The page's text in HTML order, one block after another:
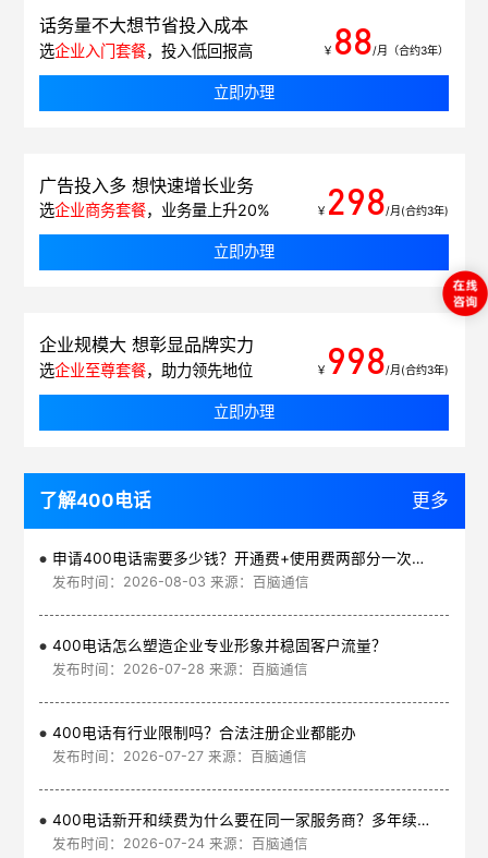
话务量不大想节省投入成本
选企业入门套餐，投入低回报高 ￥ 88/月（合约3年）
立即办理
广告投入多 想快速增长业务
选企业商务套餐，业务量上升20% ￥ 298/月(合约3年)
立即办理
企业规模大 想彰显品牌实力
选企业至尊套餐，助力领先地位 ￥ 998/月(合约3年)
立即办理
了解400电话 更多
申请400电话需要多少钱？开通费+使用费两部分一次讲清
发布时间：2026-08-03 来源：百脑通信
400电话怎么塑造企业专业形象并稳固客户流量？
发布时间：2026-07-28 来源：百脑通信
400电话有行业限制吗？合法注册企业都能办
发布时间：2026-07-27 来源：百脑通信
400电话新开和续费为什么要在同一家服务商？多年续费更划算
发布时间：2026-07-24 来源：百脑通信